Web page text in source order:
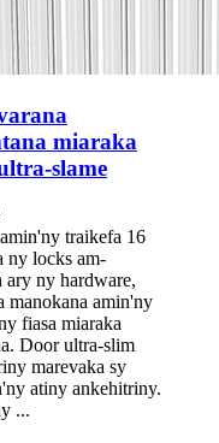
miaraka
slame
traikefa 16
ny locks am-
ary ny hardware,
manokana amin'ny
fiasa miaraka
Door ultra-slim
marevaka sy
atiny ankehitriny.
...